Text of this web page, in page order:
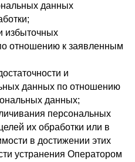
данных
избыточных
отношению к заявленным
и
данных по отношению
данных;
персональных
их обработки или в
в достижении этих
устранения Оператором